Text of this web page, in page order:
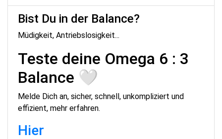
Bist Du in der Balance?
Müdigkeit, Antriebslosigkeit...
Teste deine Omega 6 : 3
Balance 🤍
Melde Dich an, sicher, schnell, unkompliziert und
effizient, mehr erfahren.
Hier